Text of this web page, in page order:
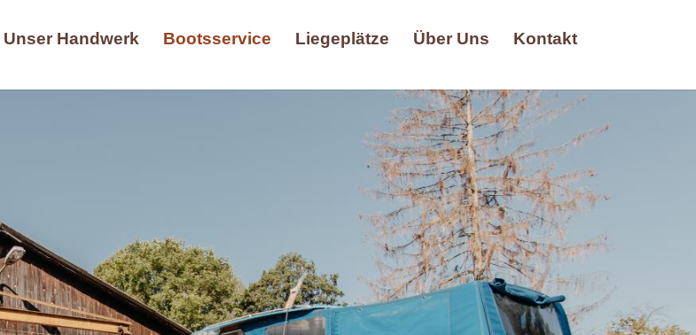
Unser Handwerk Bootsservice Liegeplätze Über Uns Kontakt